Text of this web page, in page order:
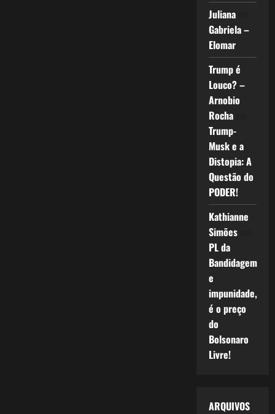
Julianaem
Gabriela –
Elomar
Trump é
Louco? –
Arnobio
Rochaem
Trump-
Musk e a
Distopia: A
Questão do
PODER!
Kathianne
Simõesem
PL da
Bandidagem
e
impunidade,
é o preço
do
Bolsonaro
Livre!
ARQUIVOS